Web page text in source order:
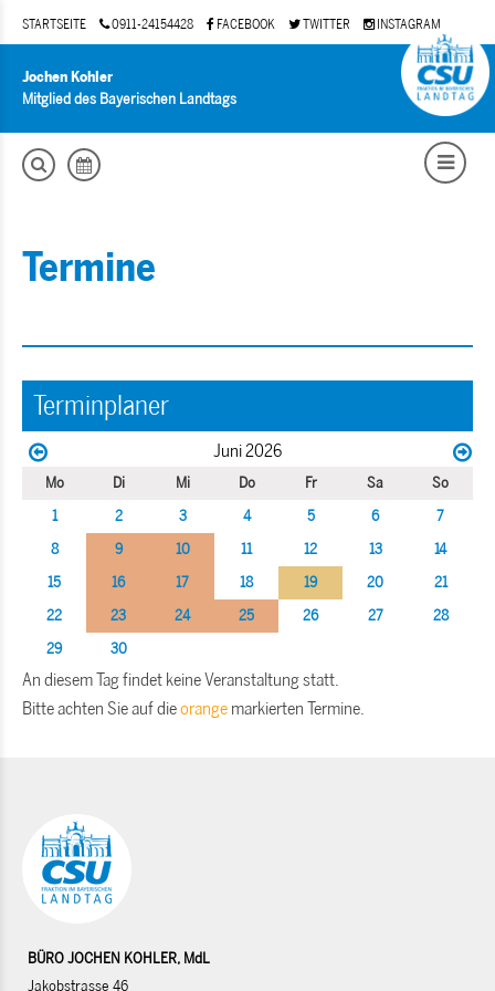
STARTSEITE 0911-24154428 FACEBOOK TWITTER INSTAGRAM
Jochen Kohler
Mitglied des Bayerischen Landtags
Termine
Terminplaner
Juni 2026
Mo Di Mi Do Fr Sa
So
1
2 3 4 5 6
7
8
9 10 11 12 13
14
15
16 17 18 19 20
21
22
23 24 25 26 27
28
29
30
An diesem Tag findet keine Veranstaltung statt.
Bitte achten Sie auf dieorange markierten Termine.
BÜRO JOCHEN KOHLER, MdL
Jakobstrasse 46